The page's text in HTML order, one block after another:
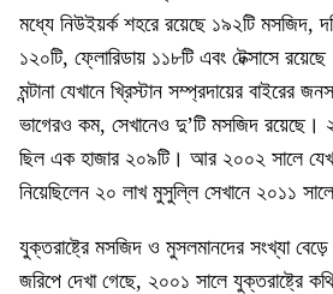
মধ্যে নিউইয়র্ক শহরে রয়েছে ১৯২টি মসজিদ,
১২০টি, ফ্লোরিডায় ১১৮টি এবং টেক্সাসে
মন্টানা যেখানে খ্রিস্টান সম্প্রদায়ের
ভাগেরও কম, সেখানেও দু’টি মসজিদ রয়েছে।
ছিল এক হাজার ২০৯টি। আর ২০০২ সালে
নিয়েছিলেন ২০ লাখ মুসুল্লি সেখানে ২০১১
যুক্তরাষ্ট্রে মসজিদ ও মুসলমানদের সংখ্যা বেড়ে
জরিপে দেখা গেছে, ২০০১ সালে যুক্তরাষ্ট্রে